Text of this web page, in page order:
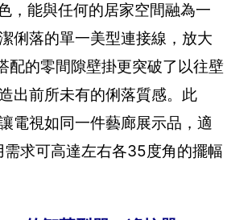
，能與任何的居家空間融為一
俐落的單一美型連接線，放大
配的零間隙壁掛更突破了以往壁
出前所未有的俐落質感。此
電視如同一件藝廊展示品，適
求可高達左右各35度角的擺幅